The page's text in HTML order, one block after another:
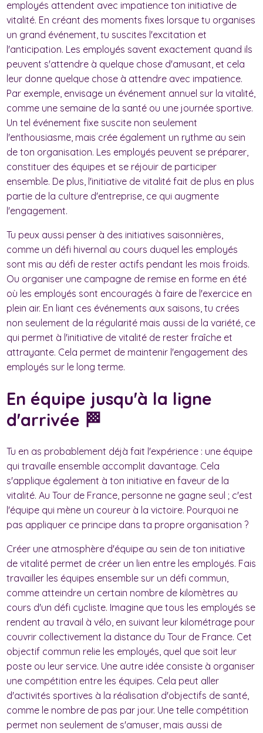
employés attendent avec impatience ton initiative de
vitalité. En créant des moments fixes lorsque tu organises
un grand événement, tu suscites l'excitation et
l'anticipation. Les employés savent exactement quand ils
peuvent s'attendre à quelque chose d'amusant, et cela
leur donne quelque chose à attendre avec impatience.
Par exemple, envisage un événement annuel sur la vitalité,
comme une semaine de la santé ou une journée sportive.
Un tel événement fixe suscite non seulement
l'enthousiasme, mais crée également un rythme au sein
de ton organisation. Les employés peuvent se préparer,
constituer des équipes et se réjouir de participer
ensemble. De plus, l'initiative de vitalité fait de plus en plus
partie de la culture d'entreprise, ce qui augmente
l'engagement.
Tu peux aussi penser à des initiatives saisonnières,
comme un défi hivernal au cours duquel les employés
sont mis au défi de rester actifs pendant les mois froids.
Ou organiser une campagne de remise en forme en été
où les employés sont encouragés à faire de l'exercice en
plein air. En liant ces événements aux saisons, tu crées
non seulement de la régularité mais aussi de la variété, ce
qui permet à l'initiative de vitalité de rester fraîche et
attrayante. Cela permet de maintenir l'engagement des
employés sur le long terme.
En équipe jusqu'à la ligne
d'arrivée 🏁
Tu en as probablement déjà fait l'expérience : une équipe
qui travaille ensemble accomplit davantage. Cela
s'applique également à ton initiative en faveur de la
vitalité. Au Tour de France, personne ne gagne seul ; c'est
l'équipe qui mène un coureur à la victoire. Pourquoi ne
pas appliquer ce principe dans ta propre organisation ?
Créer une atmosphère d'équipe au sein de ton initiative
de vitalité permet de créer un lien entre les employés. Fais
travailler les équipes ensemble sur un défi commun,
comme atteindre un certain nombre de kilomètres au
cours d'un défi cycliste. Imagine que tous les employés se
rendent au travail à vélo, en suivant leur kilométrage pour
couvrir collectivement la distance du Tour de France. Cet
objectif commun relie les employés, quel que soit leur
poste ou leur service. Une autre idée consiste à organiser
une compétition entre les équipes. Cela peut aller
d'activités sportives à la réalisation d'objectifs de santé,
comme le nombre de pas par jour. Une telle compétition
permet non seulement de s'amuser, mais aussi de